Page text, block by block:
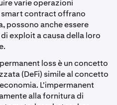
varie operazioni
contract offrano
possono anche essere
exploit a causa della loro
loss è un concetto
(DeFi) simile al concetto
L'impermanent
alla fornitura di